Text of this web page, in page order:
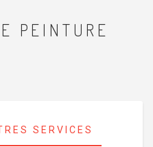
PEINTURE
SERVICES